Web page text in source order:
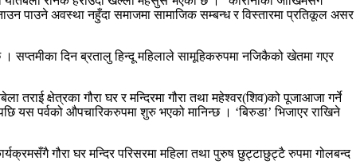
पाउने अवस्था नहुँदा समाजमा सामाजिक सम्बन्ध र विस्तारमा प्रतिकूल असर
सप्तमीका दिन ब्रतालु हिन्दू महिलाले सामूहिकरुपमा नजिकैको खेतमा गएर
तराई क्षेत्रका गौरा घर र मन्दिरमा गौरा तथा महेश्वर(शिव)को पूजाआजा गर्ने
यस पर्वको औपचारिकरुपमा शुरु भएको मानिन्छ । ‘बिरुडा’ भिजाएर राखिने
गौरा घर मन्दिर परिसरमा महिला तथा पुरुष छुट्टाछुट्टै रुपमा गोलबन्द